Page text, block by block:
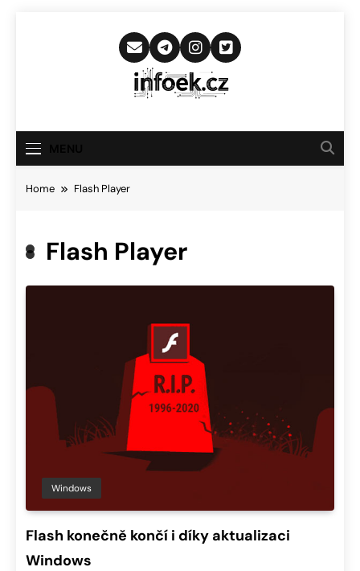
Infoek.cz
Novinkám
Home Flash Player
Flash Player
Windows
Flash konečně končí i díky aktualizaci
Windows